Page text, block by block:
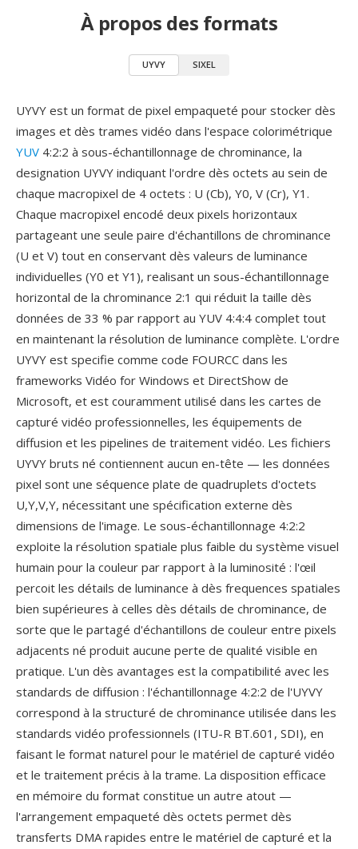
À propos des formats
UYVY SIXEL
UYVY est un format de pixel empaqueté pour stocker dès
images et dès trames vidéo dans l'espace colorimétrique
YUV 4:2:2 à sous-échantillonnage de chrominance, la
designation UYVY indiquant l'ordre dès octets au sein de
chaque macropixel de 4 octets : U (Cb), Y0, V (Cr), Y1.
Chaque macropixel encodé deux pixels horizontaux
partageant une seule paire d'échantillons de chrominance
(U et V) tout en conservant dès valeurs de luminance
individuelles (Y0 et Y1), realisant un sous-échantillonnage
horizontal de la chrominance 2:1 qui réduit la taille dès
données de 33 % par rapport au YUV 4:4:4 complet tout
en maintenant la résolution de luminance complète. L'ordre
UYVY est specifie comme code FOURCC dans les
frameworks Vidéo for Windows et DirectShow de
Microsoft, et est couramment utilisé dans les cartes de
capturé vidéo professionnelles, les équipements de
diffusion et les pipelines de traitement vidéo. Les fichiers
UYVY bruts né contiennent aucun en-tête — les données
pixel sont une séquence plate de quadruplets d'octets
U,Y,V,Y, nécessitant une spécification externe dès
dimensions de l'image. Le sous-échantillonnage 4:2:2
exploite la résolution spatiale plus faible du système visuel
humain pour la couleur par rapport à la luminosité : l'œil
percoit les détails de luminance à dès frequences spatiales
bien supérieures à celles dès détails de chrominance, de
sorte que le partagé d'échantillons de couleur entre pixels
adjacents né produit aucune perte de qualité visible en
pratique. L'un dès avantages est la compatibilité avec les
standards de diffusion : l'échantillonnage 4:2:2 de l'UYVY
correspond à la structuré de chrominance utilisée dans les
standards vidéo professionnels (ITU-R BT.601, SDI), en
faisant le format naturel pour le matériel de capturé vidéo
et le traitement précis à la trame. La disposition efficace
en mémoire du format constitue un autre atout —
l'arrangement empaqueté dès octets permet dès
transferts DMA rapides entre le matériel de capturé et la